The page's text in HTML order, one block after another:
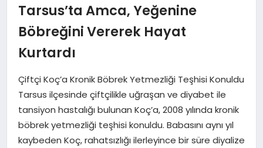
TEKNOLOJI
YAŞAM
Tarsus’ta Amca, Yeğenine
Böbreğini Vererek Hayat
Kurtardı
Çiftçi Koç’a Kronik Böbrek Yetmezliği Teşhisi Konuldu
Tarsus ilçesinde çiftçilikle uğraşan ve diyabet ile
tansiyon hastalığı bulunan Koç’a, 2008 yılında kronik
böbrek yetmezliği teşhisi konuldu. Babasını aynı yıl
kaybeden Koç, rahatsızlığı ilerleyince bir süre diyalize